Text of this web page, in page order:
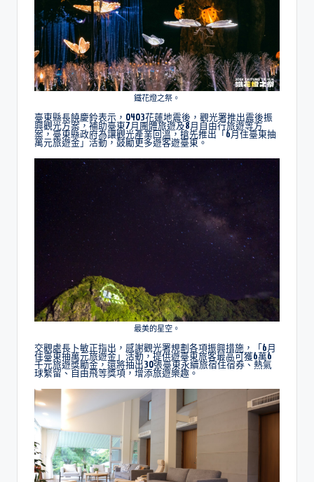
鐵花燈之祭。
臺東縣長饒慶鈴表示，0403花蓮地震後，觀光署推出震後振
興觀光方案，補助臺東7月團體旅遊及8月自由行旅遊等方
案，臺東縣政府為讓觀光產業回溫，搶先推出「6月住臺東抽
萬元旅遊金」活動，鼓勵更多遊客遊臺東。
最美的星空。
交觀處長卜敏正指出，感謝觀光署規劃各項振興措施，「6月
住臺東抽萬元旅遊金」活動，提供遊臺東旅客最高可獲6萬6
千元旅遊獎勵金，還將抽出30張臺東永續旅宿住宿券、熱氣
球繫留、自由飛等獎項，增添旅遊樂趣。